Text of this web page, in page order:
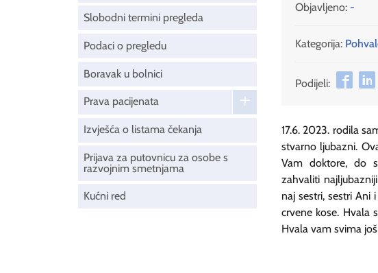
Slobodni termini pregleda
Podaci o pregledu
Boravak u bolnici
Prava pacijenata
Izvješća o listama čekanja
Prijava za putovnicu za osobe s
razvojnim smetnjama
Kućni red
Objavljeno: -
Kategorija:
Podijeli:
17.6. 2023. rodila
stvarno ljubazni.
Vam doktore, do
zahvaliti
naj sestri, sestri Ani
crvene kose. Hvala
Hvala vam svima